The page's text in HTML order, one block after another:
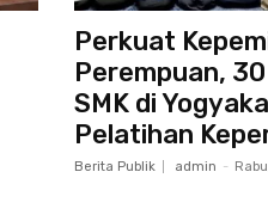
Perkuat
Perempuan,
SMK di
Pelatihan
Berita Publik admin -